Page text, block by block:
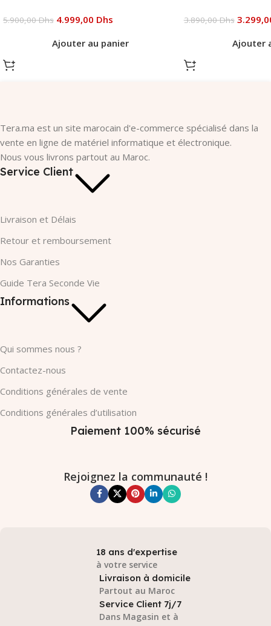
5.900,00Dhs 4.999,00 Dhs
Ajouter au panier
3.890,00Dhs
Ajouter
Tera.ma est un site marocain d'e-commerce spécialisé dans la
vente en ligne de matériel informatique et électronique.
Nous vous livrons partout au Maroc.
Service Client
Livraison et Délais
Retour et remboursement
Nos Garanties​
Guide Tera Seconde Vie
Informations
Qui sommes nous ?
Contactez-nous
Conditions générales de vente
Conditions générales d’utilisation
Paiement 100% sécurisé
Rejoignez la communauté !
18 ans d'expertise
à votre service
Livraison à domicile
Partout au Maroc
Service Client 7j/7
Dans Magasin et à